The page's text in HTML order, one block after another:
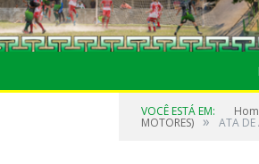
VOCÊ ESTÁ EM:
MOTORES) » ATA DE